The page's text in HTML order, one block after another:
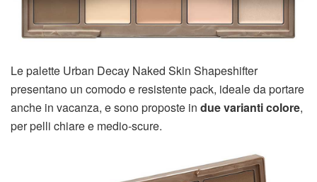
Le palette Urban Decay Naked Skin Shapeshifter
presentano un comodo e resistente pack, ideale da portare
anche in vacanza, e sono proposte in due varianti colore,
per pelli chiare e medio-scure.